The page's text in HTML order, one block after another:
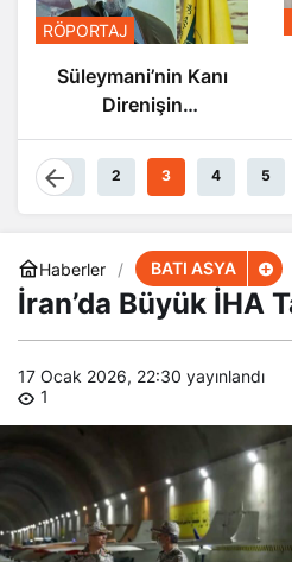
RÖPORTAJ
Süleymani’nin Kanı
Direnişin
Damarlarında
Akıyor
1 2 3 4 5
Haberler BATI ASYA
İran’da Büyük İHA
17 Ocak 2026, 22:30 yayınlandı
1